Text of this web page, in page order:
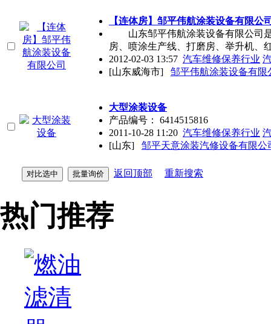
【连体房】邹平伟航涂装设备有限公
山东邹平伟航涂装设备有限公司
房、喷涂生产线、打磨房、举升机、
2012-02-03 13:57 汽车维修保养行业
[山东威海市]
邹平伟航涂装设备有限
大型涂装设备
产品编号： 6414515816
2011-10-28 11:20 汽车维修保养行业
[山东]
邹平天意涂装汽修设备有限公
返回顶部 重新搜索
热门推荐